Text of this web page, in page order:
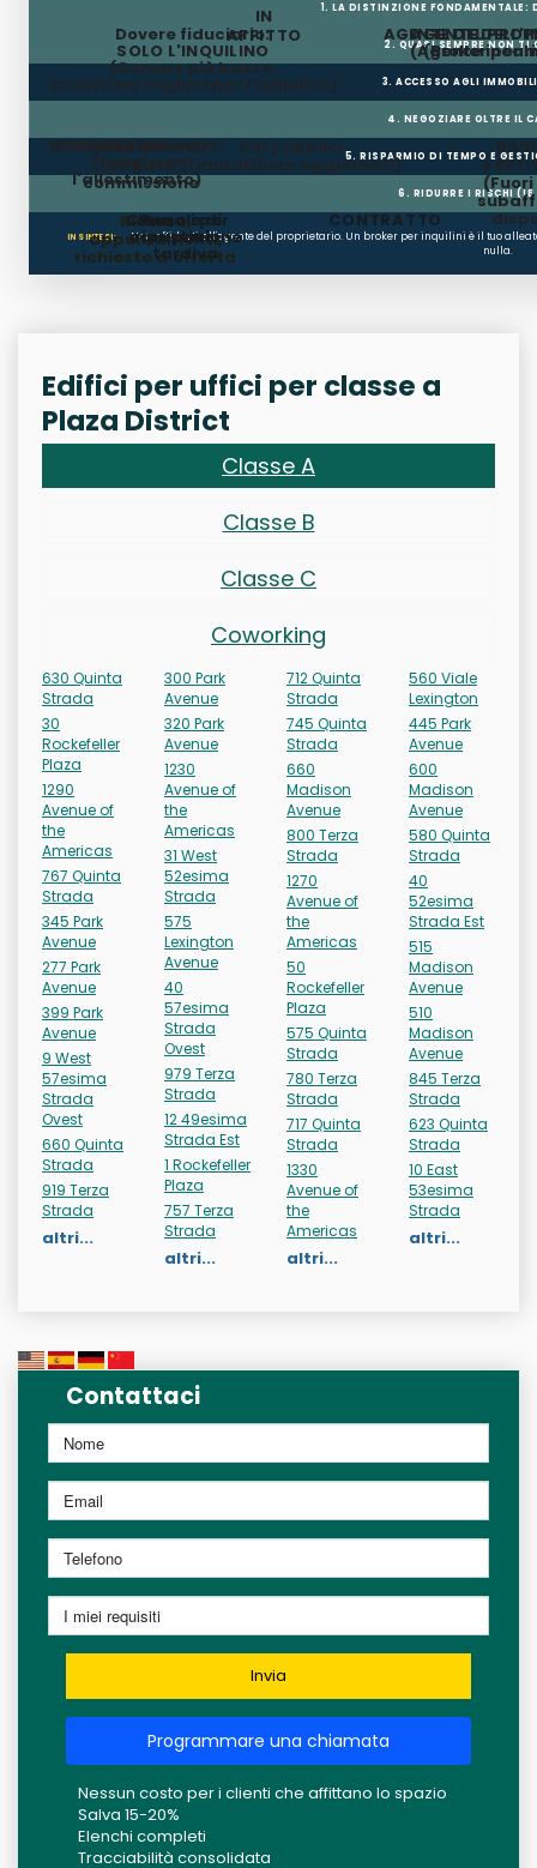
1. LA DISTINZIONE FONDAMENTALE:
AGENTE DEL
(Agente
IN
AFFITTO
AGENTE
(Broker per
Dovere fiduciario:
SOLO L'INQUILINO
(Canone più basso,
condizioni migliori per l'inquilino)
2. QUASI SEMPRE NON TI
3. ACCESSO AGLI
4. NEGOZIARE OLTRE IL
Il proprietario
paga la
commissione
Siti pubblici
(Limitati/non aggiornati) E RETI
MESI GRATUITI
CONTRIBUTO LAVORI
(Fondi per
l'allestimento)
5. RISPARMIO DI TEMPO E
6. RIDURRE I RISCHI
Ricerca,
appuntamenti,
richieste d'offerta
Clausole di
ripristino
Penali per
occupazione
tardiva
CONTRATTO
IN SINTESI:
Non affidarti all'agente del proprietario. Un broker per inquilini è il tuo
nulla.
Edifici per uffici per classe a
Plaza District
Classe A
Classe B
Classe C
Coworking
630 Quinta
Strada
30
Rockefeller
Plaza
1290
Avenue of
the
Americas
767 Quinta
Strada
345 Park
Avenue
277 Park
Avenue
399 Park
Avenue
9 West
57esima
Strada
Ovest
660 Quinta
Strada
919 Terza
Strada
altri...
300 Park
Avenue
320 Park
Avenue
1230
Avenue of
the
Americas
31 West
52esima
Strada
575
Lexington
Avenue
40
57esima
Strada
Ovest
979 Terza
Strada
12 49esima
Strada Est
1 Rockefeller
Plaza
757 Terza
Strada
altri...
712 Quinta
Strada
745 Quinta
Strada
660
Madison
Avenue
800 Terza
Strada
1270
Avenue of
the
Americas
50
Rockefeller
Plaza
575 Quinta
Strada
780 Terza
Strada
717 Quinta
Strada
1330
Avenue of
the
Americas
altri...
560 Viale
Lexington
445 Park
Avenue
600
Madison
Avenue
580 Quinta
Strada
40
52esima
Strada Est
515
Madison
Avenue
510
Madison
Avenue
845 Terza
Strada
623 Quinta
Strada
10 East
53esima
Strada
altri...
Contattaci
Invia
Programmare una chiamata
Nessun costo per i clienti che affittano lo spazio
Salva 15-20%
Elenchi completi
Tracciabilità consolidata